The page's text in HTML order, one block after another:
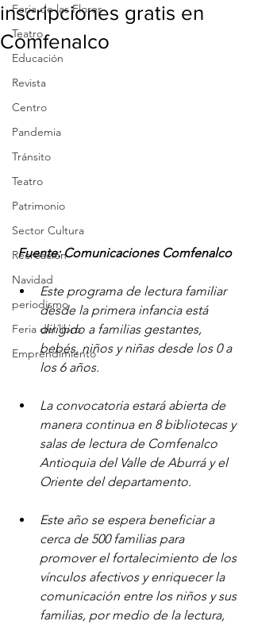
Feria de las Flores
Teatro
Educación
Revista
Centro
Pandemia
Tránsito
Teatro
Patrimonio
Sector Cultura
Recreación
Navidad
periodismo
Feria del libro
Emprendimiento
inscripciones gratis en
Comfenalco
Fuente: Comunicaciones Comfenalco
Este programa de lectura familiar
desde la primera infancia está
dirigido a familias gestantes,
bebés, niños y niñas desde los 0 a
los 6 años.
La convocatoria estará abierta de
manera continua en 8 bibliotecas y
salas de lectura de Comfenalco
Antioquia del Valle de Aburrá y el
Oriente del departamento.
Este año se espera beneficiar a
cerca de 500 familias para
promover el fortalecimiento de los
vínculos afectivos y enriquecer la
comunicación entre los niños y sus
familias, por medio de la lectura,